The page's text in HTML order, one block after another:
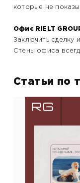
которые не
Офис RIELT
Заключить сделку
Стены офиса
Статьи по